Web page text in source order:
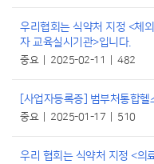
중요
우리협회는 식약처 지정 <체
자 교육실시기관>입니다.
2025-02-11 482
중요
[사업자등록증] 범부처통합
2025-01-17 510
우리 협회는 식약처 지정 <의